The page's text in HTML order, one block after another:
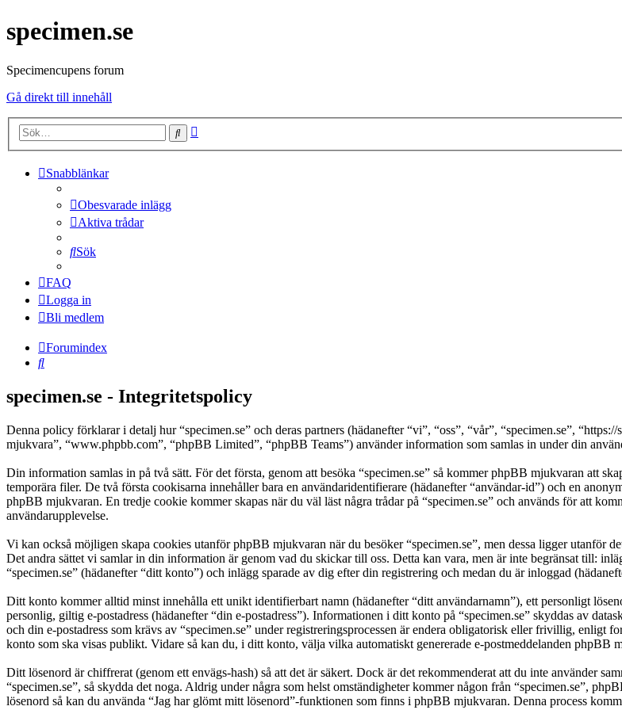
specimen.se
Specimencupens forum
Gå direkt till innehåll
Sök
Snabblänkar
Obesvarade inlägg
Aktiva trådar
Sök
FAQ
Logga in
Bli medlem
Forumindex
Sök
specimen.se - Integritetspolicy
Denna policy förklarar i detalj hur “specimen.se” och deras partners (hädanefter “vi”, “oss”, “vår”, “specimen.se”,
mjukvara”, “www.phpbb.com”, “phpBB Limited”, “phpBB Teams”) använder information som samlas in under din
Din information samlas in på två sätt. För det första, genom att besöka “specimen.se” så kommer phpBB mjukvaran att
temporära filer. De två första cookisarna innehåller bara en användaridentifierare (hädanefter “användar-id”) och en
phpBB mjukvaran. En tredje cookie kommer skapas när du väl läst några trådar på “specimen.se” och används för att
användarupplevelse.
Vi kan också möjligen skapa cookies utanför phpBB mjukvaran när du besöker “specimen.se”, men dessa ligger utanför
Det andra sättet vi samlar in din information är genom vad du skickar till oss. Detta kan vara, men är inte begränsat till:
“specimen.se” (hädanefter “ditt konto”) och inlägg sparade av dig efter din registrering och medan du är inloggad
Ditt konto kommer alltid minst innehålla ett unikt identifierbart namn (hädanefter “ditt användarnamn”), ett personligt
personlig, giltig e-postadress (hädanefter “din e-postadress”). Informationen i ditt konto på “specimen.se” skyddas av
och din e-postadress som krävs av “specimen.se” under registreringsprocessen är endera obligatorisk eller frivillig,
konto som ska visas publikt. Vidare så kan du, i ditt konto, välja vilka automatiskt genererade e-postmeddelanden phpBB
Ditt lösenord är chiffrerat (genom ett envägs-hash) så att det är säkert. Dock är det rekommenderat att du inte använder
“specimen.se”, så skydda det noga. Aldrig under några som helst omständigheter kommer någon från “specimen.se”,
lösenord så kan du använda “Jag har glömt mitt lösenord”-funktionen som finns i phpBB mjukvaran. Denna process